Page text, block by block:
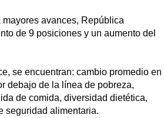
avances, República
de 9 posiciones y un aumento del
se encuentran: cambio promedio en
debajo de la línea de pobreza,
de comida, diversidad dietética,
seguridad alimentaria.